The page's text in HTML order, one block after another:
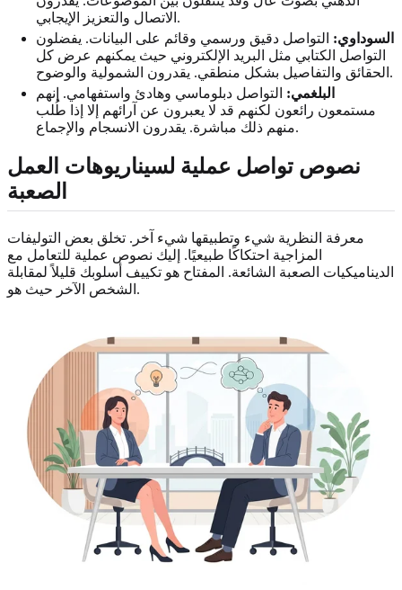
الاتصال والتعزيز الإيجابي.
السوداوي: التواصل دقيق ورسمي وقائم على البيانات. يفضلون
التواصل الكتابي مثل البريد الإلكتروني حيث يمكنهم عرض كل
الحقائق والتفاصيل بشكل منطقي. يقدرون الشمولية والوضوح.
البلغمي: التواصل دبلوماسي وهادئ واستفهامي. إنهم
مستمعون رائعون لكنهم قد لا يعبرون عن آرائهم إلا إذا طُلب
منهم ذلك مباشرة. يقدرون الانسجام والإجماع.
نصوص تواصل عملية لسيناريوهات العمل
الصعبة
معرفة النظرية شيء وتطبيقها شيء آخر. تخلق بعض التوليفات
المزاجية احتكاكًا طبيعيًا. إليك نصوص عملية للتعامل مع
الديناميكيات الصعبة الشائعة. المفتاح هو تكييف أسلوبك قليلاً لمقابلة
الشخص الآخر حيث هو.